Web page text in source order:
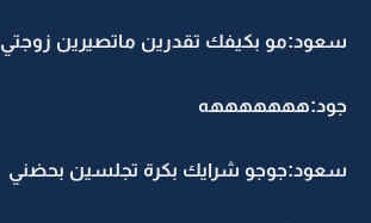
سعود:مو بكيفك تقدرين ماتصيرين زوجتي
جود:هههههههه
سعود:جوجو شرايك بكرة تجلسين بحضني